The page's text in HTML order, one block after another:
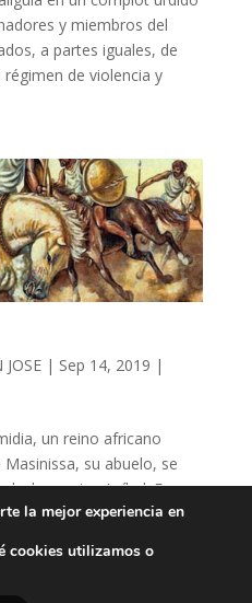
y miembros del
a partes iguales, de
de violencia y
| Sep 14, 2019 |
un reino africano
su abuelo, se
lucha contra Aníbal. Era
el hijo menor de
posibilidades de heredar
la mejor experiencia en
cookies utilizamos o